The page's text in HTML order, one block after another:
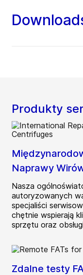
Produkty
Naprawy
Nasza
autoryzowanych
specjaliści
chętnie wspierają
sprzętu oraz
Zdalne testy